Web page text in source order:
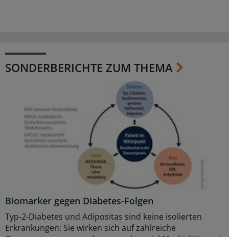
SONDERBERICHTE ZUM THEMA
Biomarker gegen Diabetes-Folgen
Typ-2-Diabetes und Adipositas sind keine isolierten
Erkrankungen: Sie wirken sich auf zahlreiche